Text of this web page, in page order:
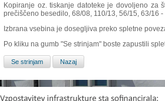
Kopiranje oz. tiskanje datoteke je dovoljeno za
prečiščeno besedilo, 68/08, 110/13, 56/15, 63/16
Izbrana vsebina je dosegljiva preko spletne
Po kliku na gumb "Se strinjam" boste zapustili